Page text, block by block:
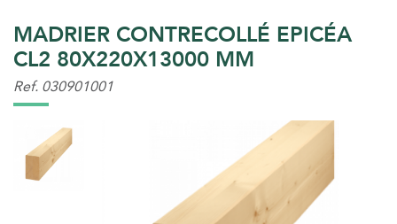
MADRIER CONTRECOLLÉ EPICÉA
CL2 80X220X13000 MM
Ref. 030901001